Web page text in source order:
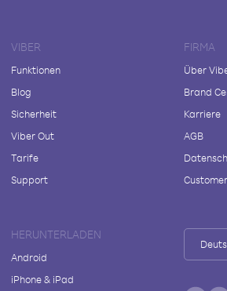
VIBER
Funktionen
Blog
Sicherheit
Viber Out
Tarife
Support
FIRMA
Über
Brand
Karriere
AGB
HERUNTERLADEN
Android
iPhone & iPad